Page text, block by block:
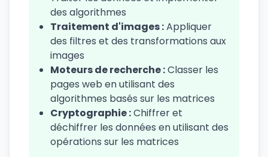
des algorithmes
Traitement d'images :Appliquer
des filtres et des transformations aux
images
Moteurs de recherche :Classer les
pages web en utilisant des
algorithmes basés sur les matrices
Cryptographie :Chiffrer et
déchiffrer les données en utilisant des
opérations sur les matrices